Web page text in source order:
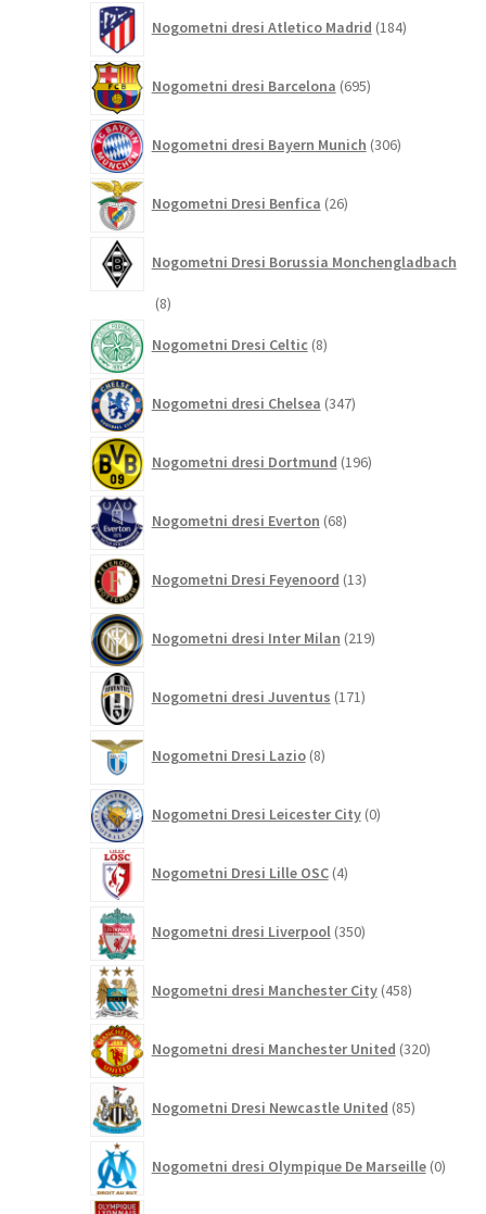
Nogometni dresi Atletico Madrid 184izdelkov
Nogometni dresi Barcelona 695izdelkov
Nogometni dresi Bayern Munich 306izdelkov
Nogometni Dresi Benfica 26izdelkov
Nogometni Dresi Borussia Monchengladbach
88
Nogometni Dresi Celtic 8izdelkov
Nogometni dresi Chelsea 347izdelkov
Nogometni dresi Dortmund 196izdelkov
Nogometni dresi Everton 68izdelkov
Nogometni Dresi Feyenoord 13izdelkov
Nogometni dresi Inter Milan 219izdelkov
Nogometni dresi Juventus 171izdelkov
Nogometni Dresi Lazio 8izdelkov
Nogometni Dresi Leicester City 0izdelkov
Nogometni Dresi Lille OSC 4izdelki
Nogometni dresi Liverpool 350izdelkov
Nogometni dresi Manchester City 458izdelkov
Nogometni dresi Manchester United 320izdelkov
Nogometni Dresi Newcastle United 85izdelkov
Nogometni dresi Olympique De Marseille 0